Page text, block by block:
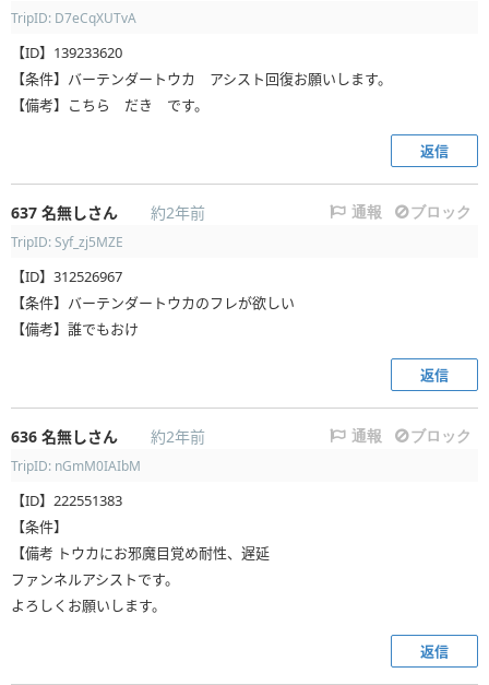
TripID: D7eCqXUTvA
【ID】139233620
【条件】バーテンダートウカ アシスト回復お願いします。
【備考】こちら だき です。
返信
637 名無しさん 約2年前 通報 ブロック
TripID: Syf_zj5MZE
【ID】312526967
【条件】バーテンダートウカのフレが欲しい
【備考】誰でもおけ
返信
636 名無しさん 約2年前 通報 ブロック
TripID: nGmM0IAIbM
【ID】222551383
【条件】
【備考 トウカにお邪魔目覚め耐性、遅延
ファンネルアシストです。
よろしくお願いします。
返信